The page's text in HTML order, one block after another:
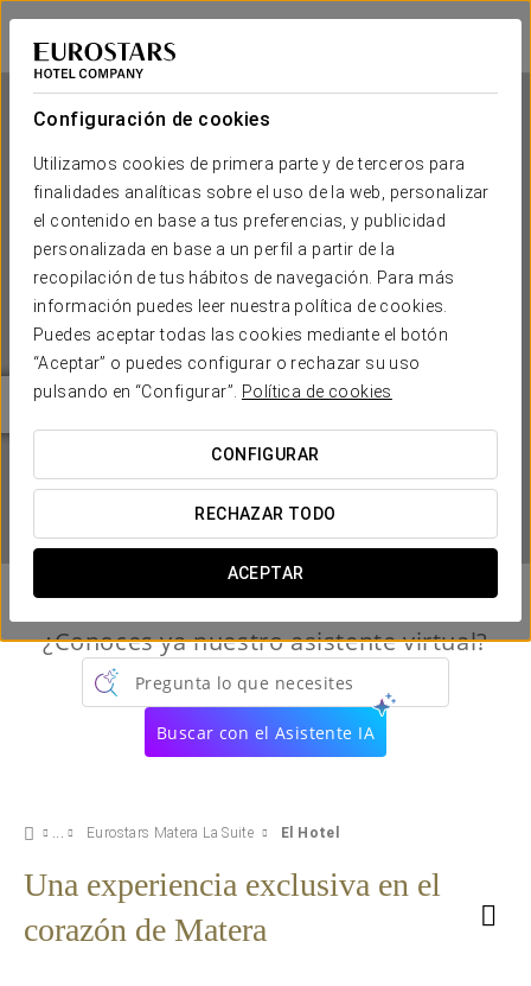
Configuración de cookies
Utilizamos cookies de primera parte y de terceros para
finalidades analíticas sobre el uso de la web, personalizar
el contenido en base a tus preferencias, y publicidad
personalizada en base a un perfil a partir de la
recopilación de tus hábitos de navegación. Para más
información puedes leer nuestra política de cookies.
Puedes aceptar todas las cookies mediante el botón
“Aceptar” o puedes configurar o rechazar su uso
pulsando en “Configurar”.
Política de cookies
CONFIGURAR
RECHAZAR TODO
ACEPTAR
Eurostars Matera La Suite
MATERA
Eurostars Matera La Suite
MATERA
¿CUÁNDO QUIERES IR?
¿Conoces ya nuestro asistente virtual?
Pregunta lo que necesites
Buscar con el Asistente IA
Eurostars Matera La Suite El Hotel
Una experiencia exclusiva en el
corazón de Matera